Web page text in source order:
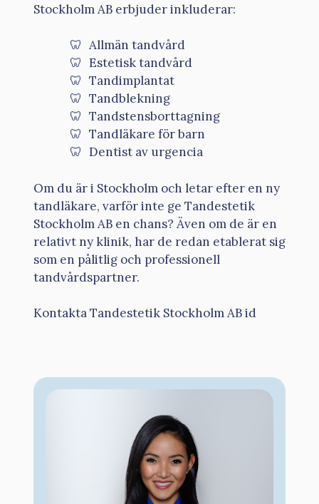
Stockholm AB erbjuder inkluderar:
Allmän tandvård
Estetisk tandvård
Tandimplantat
Tandblekning
Tandstensborttagning
Tandläkare för barn
Dentist av urgencia
Om du är i Stockholm och letar efter en ny
tandläkare, varför inte ge Tandestetik
Stockholm AB en chans? Även om de är en
relativt ny klinik, har de redan etablerat sig
som en pålitlig och professionell
tandvårdspartner.
Kontakta Tandestetik Stockholm AB id